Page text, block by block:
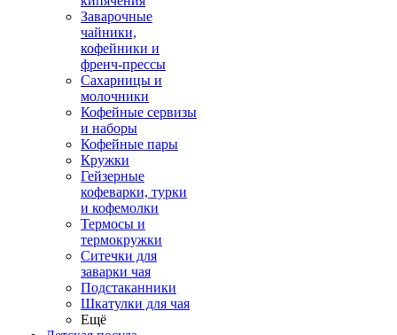
Заварочные
чайники,
кофейники и
френч-прессы
Сахарницы и
молочники
Кофейные сервизы
и наборы
Кофейные пары
Кружки
Гейзерные
кофеварки, турки
и кофемолки
Термосы и
термокружки
Ситечки для
заварки чая
Подстаканники
Шкатулки для чая
Ещё